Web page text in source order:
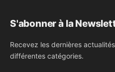
S'abonner à la
Recevez les dernières
différentes catégories.